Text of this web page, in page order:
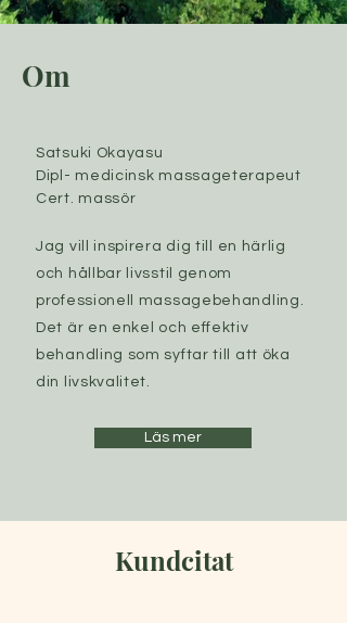
Om
Satsuki Okayasu
Dipl- medicinsk massageterapeut
Cert. massör
Jag vill inspirera dig till en härlig
och hållbar livsstil genom
professionell massagebehandling.
Det är en enkel och effektiv
behandling som syftar till att öka
din livskvalitet.
Läs mer
Kundcitat